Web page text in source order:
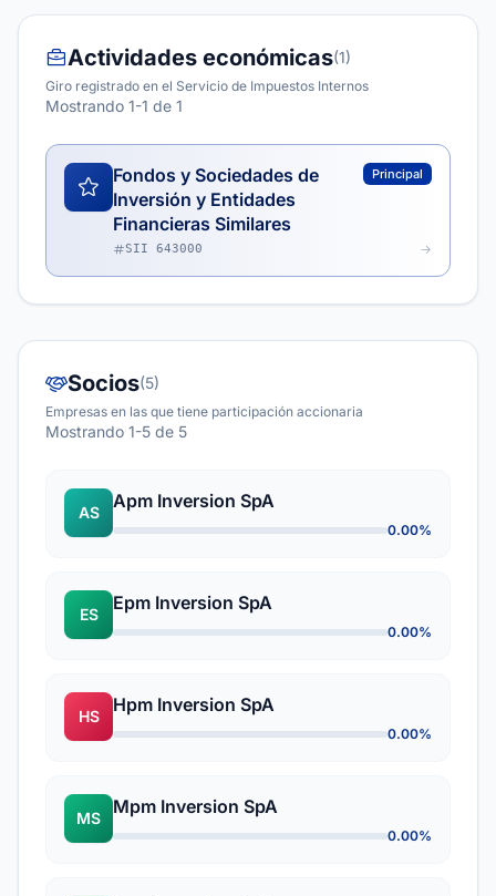
Actividades económicas(1)
Giro registrado en el Servicio de Impuestos Internos
Mostrando 1-1 de 1
Fondos y Sociedades de
Inversión y Entidades
Financieras Similares
Principal
SII 643000
Socios(5)
Empresas en las que tiene participación accionaria
Mostrando 1-5 de 5
AS
Apm Inversion SpA
0.00%
ES
Epm Inversion SpA
0.00%
HS
Hpm Inversion SpA
0.00%
MS
Mpm Inversion SpA
0.00%